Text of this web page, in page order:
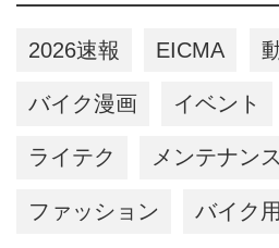
2026速報 EICMA
バイク漫画 イベント
ライテク メンテナンス
ファッション バイク